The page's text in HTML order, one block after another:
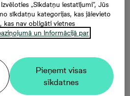
nelielas
no maziem
par saspiestību un
„Sīkdatņu iestatījumi”, Jūs
sīkdatņu kategorijas, kas jāievieto
kas nav obligāti vietnes
un Informācijā par
Pieņemt visas
sīkdatnes